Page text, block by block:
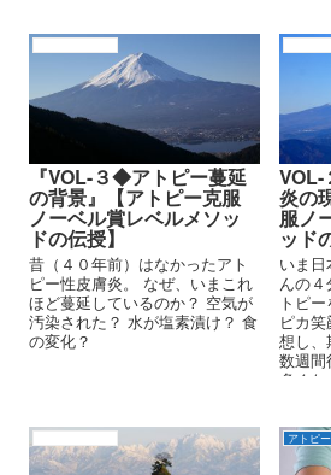
『VOL-３◆アトピー蔓延
の背景』【アトピー克服
ノーベル賞レベルメソッ
ドの伝授】
昔（４０年前）はなかったアト
ピー性皮膚炎。 なぜ、いまこれ
ほど蔓延しているのか？ 空気が
汚染された？ 水が塩素漬け？ 食
の変化？
VOL-
炎の
服ノ
ッド
いま
んの
トピ
ピカ
想し、
数週間
多く
アトピー